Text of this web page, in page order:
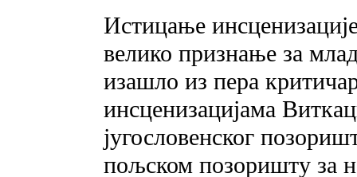
Истицање
велико признање за
изашло из пера
инсценизацијама
југословенског
пољском позоришту за